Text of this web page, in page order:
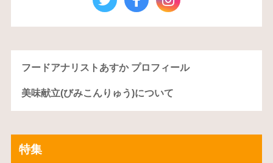
フードアナリストあすか プロフィール
美味献立(びみこんりゅう)について
特集